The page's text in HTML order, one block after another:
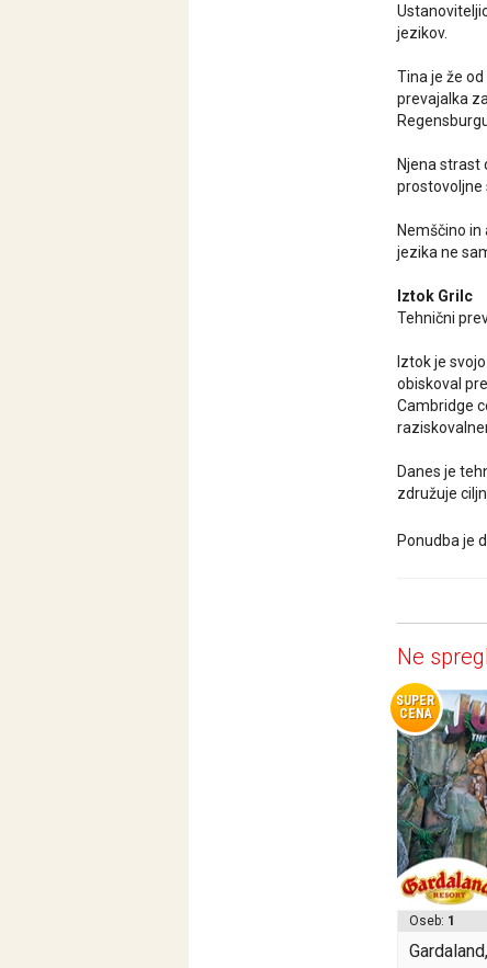
jezikov.
Tina je že
prevajalka
Njena strast
prostovoljne
Nemščino
jezika ne
Iztok Grilc
Tehnični
Iztok je
obiskoval
Cambridge
Danes je
združuje
Ponudba je
Ne
SUPER
CENA
Oseb: 1